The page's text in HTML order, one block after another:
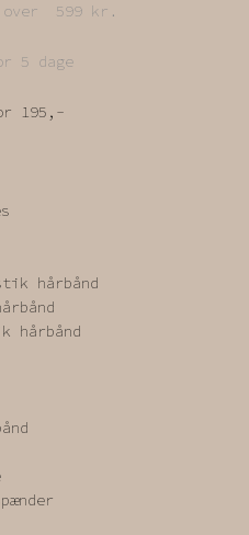
over 599 kr.
5 dage
195,-
hårbånd
hårbånd